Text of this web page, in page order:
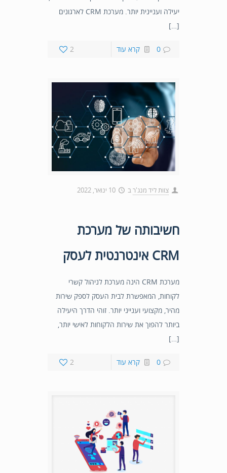
יעילה ועניינית יותר. מערכת CRM לארגונים
[…]
2 0 קרא עוד
צוות ליד מנג'רב 10 ינואר, 2022
חשיבותה של מערכת
CRM אינטרנטית לעסק
מערכת CRM הינה מערכת לניהול קשרי
לקוחות, המאפשרת לבית העסק לספק שירות
מהיר, מקצועי וענייני יותר. זוהי הדרך היעילה
ביותר להפוך את שירות הלקוחות לאישי יותר,
[…]
2 0 קרא עוד